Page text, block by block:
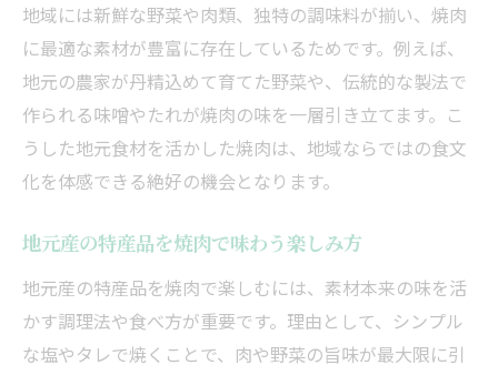
地域には新鮮な野菜や肉類、独特の調味料が揃い、焼肉
に最適な素材が豊富に存在しているためです。例えば、
地元の農家が丹精込めて育てた野菜や、伝統的な製法で
作られる味噌やたれが焼肉の味を一層引き立てます。こ
うした地元食材を活かした焼肉は、地域ならではの食文
化を体感できる絶好の機会となります。
地元産の特産品を焼肉で味わう楽しみ方
地元産の特産品を焼肉で楽しむには、素材本来の味を活
かす調理法や食べ方が重要です。理由として、シンプル
な塩やタレで焼くことで、肉や野菜の旨味が最大限に引